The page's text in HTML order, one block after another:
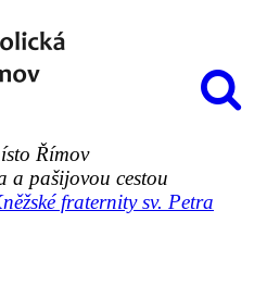
Římov
a pašijovou cestou
fraternity sv. Petra